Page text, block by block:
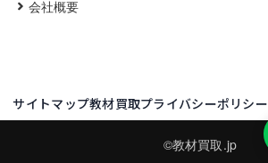
会社概要
サイトマップ教材買取プライバシーポリシー
©教材買取.jp